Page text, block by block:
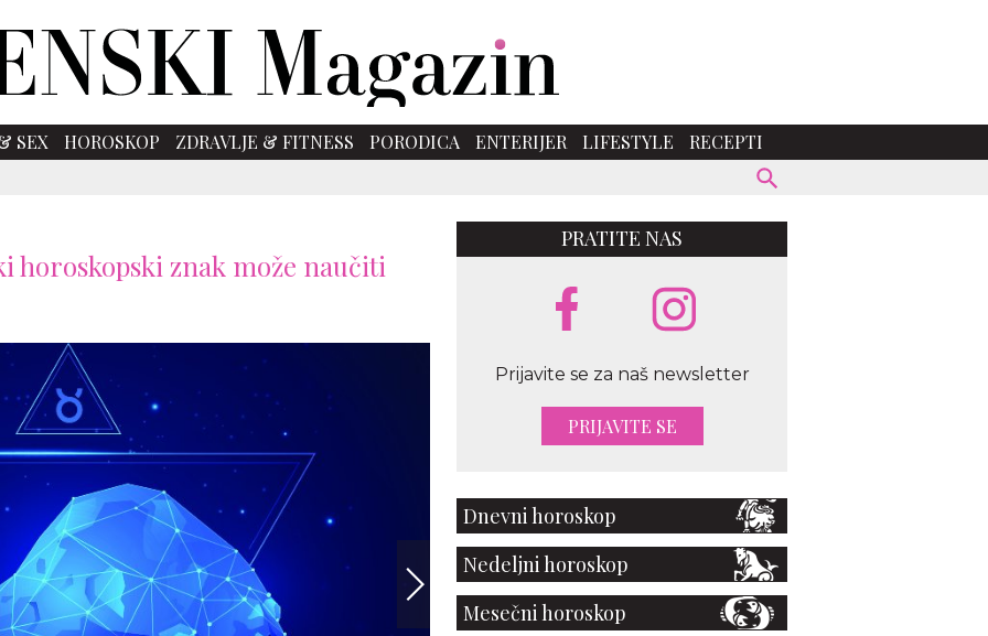
SEX HOROSKOP ZDRAVLJE & FITNESS PORODICA ENTERIJER LIFESTYLE
RECEPTI
horoskopski znak može naučiti
PRATITE NAS
Prijavite se za naš newsletter
PRIJAVITE SE
Dnevni horoskop
Nedeljni horoskop
Mesečni horoskop